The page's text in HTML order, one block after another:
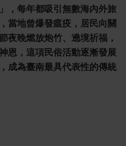
，每年都吸引無數海內外旅
當地曾爆發瘟疫，居民向關
夜晚燃放炮竹、遶境祈福，
恩，這項民俗活動逐漸發展
成為臺南最具代表性的傳統